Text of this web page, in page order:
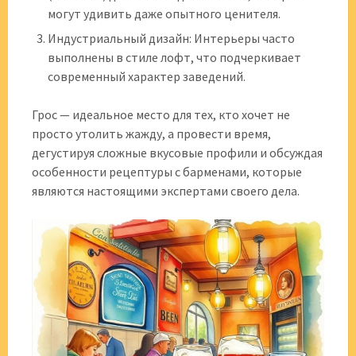
могут удивить даже опытного ценителя.
Индустриальный дизайн: Интерьеры часто
выполнены в стиле лофт, что подчеркивает
современный характер заведений.
Грос — идеальное место для тех, кто хочет не
просто утолить жажду, а провести время,
дегустируя сложные вкусовые профили и обсуждая
особенности рецептуры с барменами, которые
являются настоящими экспертами своего дела.